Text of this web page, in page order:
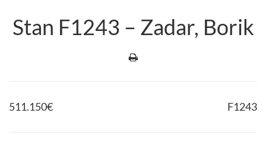
Stan F1243 – Zadar, Borik
511.150€ F1243